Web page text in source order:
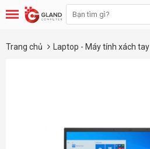
Trang chủ Laptop - Máy tính xách tay